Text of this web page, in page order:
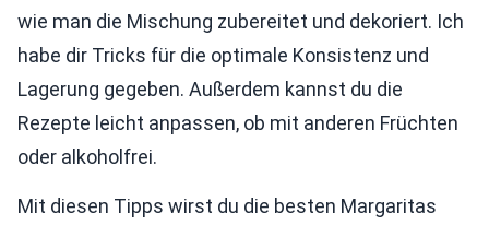
wie man die Mischung zubereitet und dekoriert. Ich
habe dir Tricks für die optimale Konsistenz und
Lagerung gegeben. Außerdem kannst du die
Rezepte leicht anpassen, ob mit anderen Früchten
oder alkoholfrei.
Mit diesen Tipps wirst du die besten Margaritas